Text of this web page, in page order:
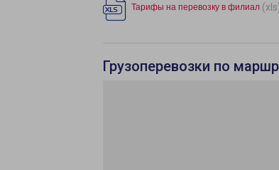
Тарифы на перевозку в филиал
Грузоперевозки по